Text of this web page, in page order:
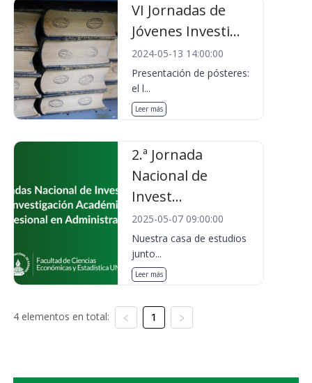
VI Jornadas de
Jóvenes Investi...
2024-05-13 14:00:00
Presentación de pósteres:
el l...
Leer más
2.ª Jornada
Nacional de
Invest...
2025-05-07 09:00:00
Nuestra casa de estudios
junto...
Leer más
4 elementos en total: 1